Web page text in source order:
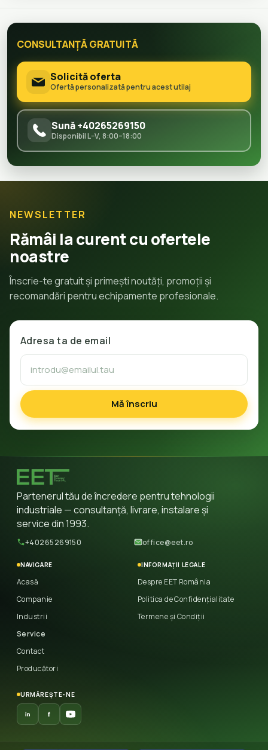
CONSULTANȚĂ GRATUITĂ
Solicită oferta
Ofertă personalizată pentru acest utilaj
Sună +40265269150
Disponibil L–V, 8:00–18:00
NEWSLETTER
Rămâi la curent cu ofertele
noastre
Înscrie-te gratuit și primești noutăți, promoții și
recomandări pentru echipamente profesionale.
Adresa ta de email
Mă înscriu
Partenerul tău de încredere pentru tehnologii
industriale — consultanță, livrare, instalare și
service din 1993.
+40265269150 office@eet.ro
NAVIGARE
Acasă
Companie
Industrii
Service
Contact
Producători
INFORMAȚII LEGALE
Despre EET România
Politica de Confidențialitate
Termene și Condiții
URMĂREȘTE-NE